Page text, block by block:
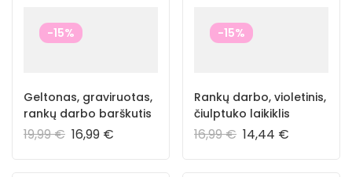
-15%
Geltonas, graviruotas,
rankų darbo barškutis
19,99€ 16,99 €
-15%
Rankų darbo, violetinis,
čiulptuko laikiklis
16,99€ 14,44 €